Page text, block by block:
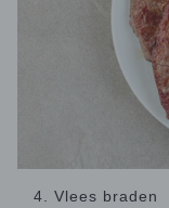
4. Vlees braden